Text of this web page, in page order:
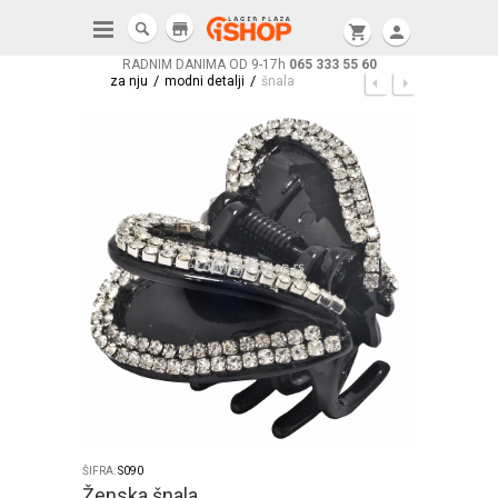
RADNIM DANIMA OD 9-17h 065 333 55 60
shopping_cart person
store
za nju / modni detalji / šnala
ŠIFRA:S090